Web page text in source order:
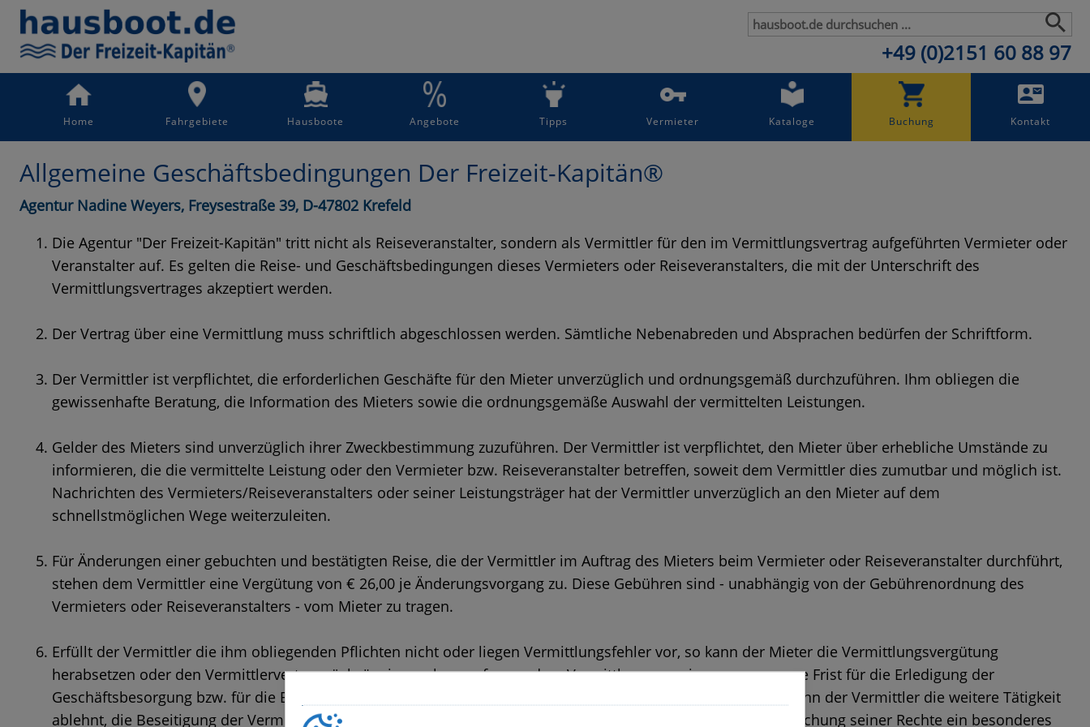
+49 (0)2151 60 88 97
Home Fahrgebiete Hausboote Angebote Tipps Vermieter Kataloge Buchung Kontakt
Allgemeine Geschäftsbedingungen Der Freizeit-Kapitän®
Agentur Nadine Weyers, Freysestraße 39, D-47802 Krefeld
Die Agentur "Der Freizeit-Kapitän" tritt nicht als Reiseveranstalter, sondern als Vermittler für den im Vermittlungsvertrag aufgeführten Vermieter oder
Veranstalter auf. Es gelten die Reise- und Geschäftsbedingungen dieses Vermieters oder Reiseveranstalters, die mit der Unterschrift des
Vermittlungsvertrages akzeptiert werden.
Der Vertrag über eine Vermittlung muss schriftlich abgeschlossen werden. Sämtliche Nebenabreden und Absprachen bedürfen der Schriftform.
Der Vermittler ist verpflichtet, die erforderlichen Geschäfte für den Mieter unverzüglich und ordnungsgemäß durchzuführen. Ihm obliegen die
gewissenhafte Beratung, die Information des Mieters sowie die ordnungsgemäße Auswahl der vermittelten Leistungen.
Gelder des Mieters sind unverzüglich ihrer Zweckbestimmung zuzuführen. Der Vermittler ist verpflichtet, den Mieter über erhebliche Umstände zu
informieren, die die vermittelte Leistung oder den Vermieter bzw. Reiseveranstalter betreffen, soweit dem Vermittler dies zumutbar und möglich ist.
Nachrichten des Vermieters/Reiseveranstalters oder seiner Leistungsträger hat der Vermittler unverzüglich an den Mieter auf dem
schnellstmöglichen Wege weiterzuleiten.
Für Änderungen einer gebuchten und bestätigten Reise, die der Vermittler im Auftrag des Mieters beim Vermieter oder Reiseveranstalter durchführt,
stehen dem Vermittler eine Vergütung von € 26,00 je Änderungsvorgang zu. Diese Gebühren sind - unabhängig von der Gebührenordnung des
Vermieters oder Reiseveranstalters - vom Mieter zu tragen.
Erfüllt der Vermittler die ihm obliegenden Pflichten nicht oder liegen Vermittlungsfehler vor, so kann der Mieter die Vermittlungsvergütung
herabsetzen oder den Vermittlervertrag rückgängig machen, sofern er dem Vermittler zuvor eine angemessene Frist für die Erledigung der
Geschäftsbesorgung bzw. für die Beseitigung von Vermittlungsfehlern gesetzt hat. Die Fristsetzung entfällt, wenn der Vermittler die weitere Tätigkeit
ablehnt, die Beseitigung der Vermittlungsfehler nicht möglich ist oder der Mieter an der sofortigen Geltendmachung seiner Rechte ein besonderes